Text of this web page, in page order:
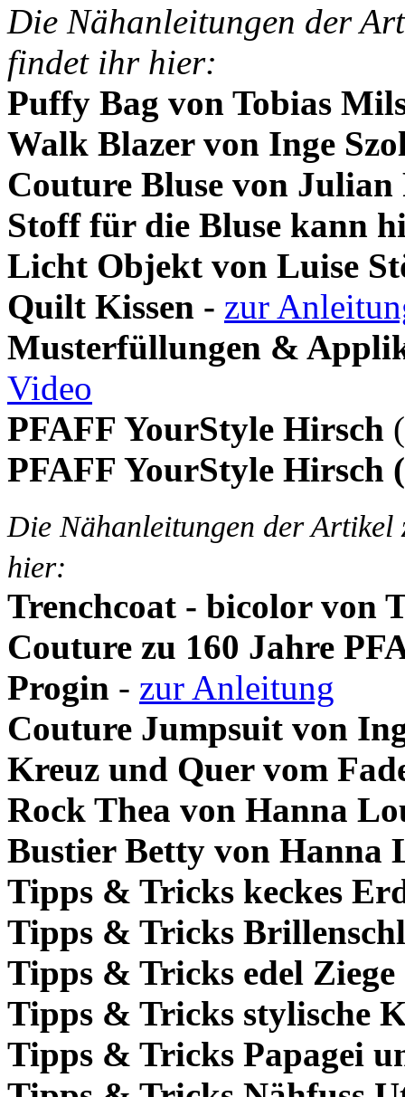
Die Nähanleitungen der
findet ihr hier:
Puffy Bag von Tobias
Walk Blazer von Inge
Couture Bluse von Julian
Stoff für die Bluse kann
Licht Objekt von Luise
Quilt Kissen - zur
Musterfüllungen &
Video
PFAFF YourStyle Hirsch (
PFAFF YourStyle Hirsch
Die Nähanleitungen der
hier:
Trenchcoat - bicolor von
Couture zu 160 Jahre
Progin - zur Anleitung
Couture Jumpsuit von
Kreuz und Quer vom
Rock Thea von Hanna
Bustier Betty von Hanna
Tipps & Tricks keckes
Tipps & Tricks
Tipps & Tricks edel Ziege
Tipps & Tricks stylische
Tipps & Tricks Papagei